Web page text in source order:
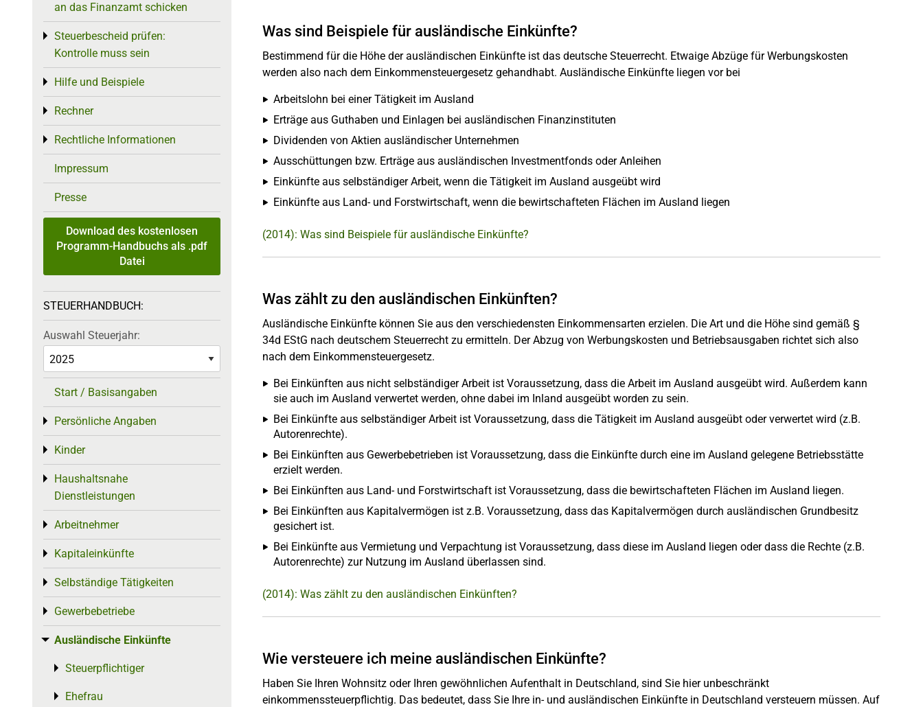
Was sind Beispiele für ausländische Einkünfte?
Bestimmend für die Höhe der ausländischen Einkünfte ist das deutsche Steuerrecht. Etwaige Abzüge für Werbungskosten
werden also nach dem Einkommensteuergesetz gehandhabt. Ausländische Einkünfte liegen vor bei
Arbeitslohn bei einer Tätigkeit im Ausland
Erträge aus Guthaben und Einlagen bei ausländischen Finanzinstituten
Dividenden von Aktien ausländischer Unternehmen
Ausschüttungen bzw. Erträge aus ausländischen Investmentfonds oder Anleihen
Einkünfte aus selbständiger Arbeit, wenn die Tätigkeit im Ausland ausgeübt wird
Einkünfte aus Land- und Forstwirtschaft, wenn die bewirtschafteten Flächen im Ausland liegen
(2014): Was sind Beispiele für ausländische Einkünfte?
Was zählt zu den ausländischen Einkünften?
Ausländische Einkünfte können Sie aus den verschiedensten Einkommensarten erzielen. Die Art und die Höhe sind gemäß §
34d EStG nach deutschem Steuerrecht zu ermitteln. Der Abzug von Werbungskosten und Betriebsausgaben richtet sich also
nach dem Einkommensteuergesetz.
Bei Einkünften aus nicht selbständiger Arbeit ist Voraussetzung, dass die Arbeit im Ausland ausgeübt wird. Außerdem kann
sie auch im Ausland verwertet werden, ohne dabei im Inland ausgeübt worden zu sein.
Bei Einkünfte aus selbständiger Arbeit ist Voraussetzung, dass die Tätigkeit im Ausland ausgeübt oder verwertet wird (z.B.
Autorenrechte).
Bei Einkünften aus Gewerbebetrieben ist Voraussetzung, dass die Einkünfte durch eine im Ausland gelegene Betriebsstätte
erzielt werden.
Bei Einkünften aus Land- und Forstwirtschaft ist Voraussetzung, dass die bewirtschafteten Flächen im Ausland liegen.
Bei Einkünften aus Kapitalvermögen ist z.B. Voraussetzung, dass das Kapitalvermögen durch ausländischen Grundbesitz
gesichert ist.
Bei Einkünfte aus Vermietung und Verpachtung ist Voraussetzung, dass diese im Ausland liegen oder dass die Rechte (z.B.
Autorenrechte) zur Nutzung im Ausland überlassen sind.
(2014): Was zählt zu den ausländischen Einkünften?
Wie versteuere ich meine ausländischen Einkünfte?
Haben Sie Ihren Wohnsitz oder Ihren gewöhnlichen Aufenthalt in Deutschland, sind Sie hier unbeschränkt
einkommenssteuerpflichtig. Das bedeutet, dass Sie Ihre in- und ausländischen Einkünfte in Deutschland versteuern müssen. Auf
an das Finanzamt schicken
Steuerbescheid prüfen:
Kontrolle muss sein
Toggle menu
Hilfe und Beispiele
Toggle menu
Rechner
Toggle menu
Rechtliche Informationen
Toggle menu
Impressum
Presse
Download des kostenlosen
Programm-Handbuchs als .pdf
Datei
STEUERHANDBUCH:
Auswahl Steuerjahr:
Start / Basisangaben
Persönliche Angaben
Toggle menu
Kinder
Toggle menu
Haushaltsnahe
Dienstleistungen
Toggle menu
Arbeitnehmer
Toggle menu
Kapitaleinkünfte
Toggle menu
Selbständige Tätigkeiten
Toggle menu
Gewerbebetriebe
Toggle menu
Ausländische Einkünfte
Toggle menu
Steuerpflichtiger
Toggle menu
Ehefrau
Toggle menu